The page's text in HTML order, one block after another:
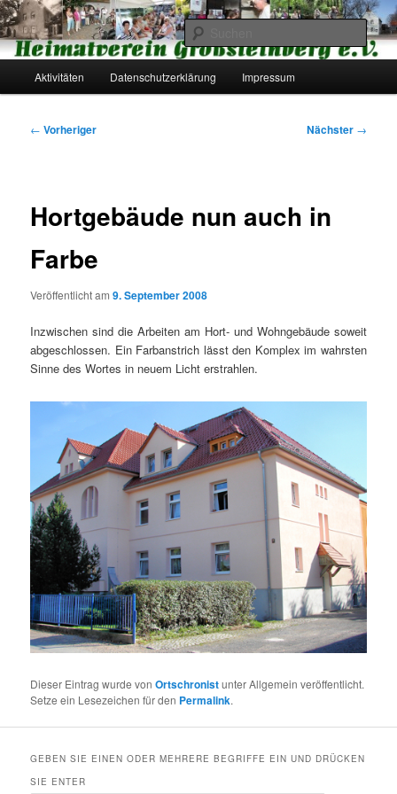
Zum
primären
Inhalt
springenHeimatverein Großsteinberg e.V.
Aktivitäten Datenschutzerklärung Impressum
Beitragsnavigation
← Vorheriger Nächster →
Hortgebäude nun auch in
Farbe
Veröffentlicht am9. September 2008
Inzwischen sind die Arbeiten am Hort- und Wohngebäude soweit
abgeschlossen. Ein Farbanstrich lässt den Komplex im wahrsten
Sinne des Wortes in neuem Licht erstrahlen.
Dieser Eintrag wurde vonOrtschronistunter Allgemein veröffentlicht.
Setze ein Lesezeichen für den Permalink.
GEBEN SIE EINEN ODER MEHRERE BEGRIFFE EIN UND DRÜCKEN
SIE ENTER